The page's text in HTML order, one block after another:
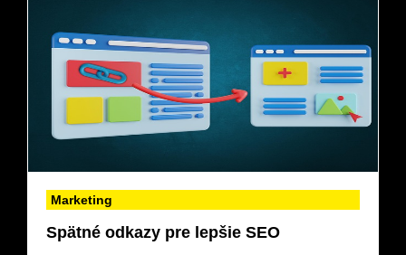
Marketing
Spätné odkazy pre lepšie SEO